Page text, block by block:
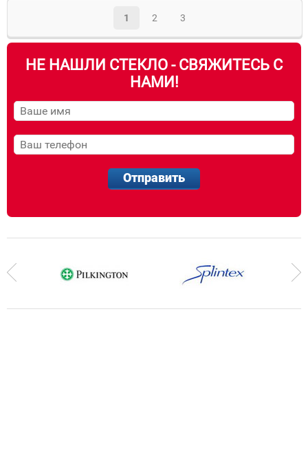
1 2 3
НЕ НАШЛИ СТЕКЛО - СВЯЖИТЕСЬ С
НАМИ!
Отправить